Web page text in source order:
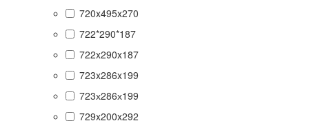
720x495x270
722*290*187
722x290x187
723x286x199
723х286х199
729x200x292